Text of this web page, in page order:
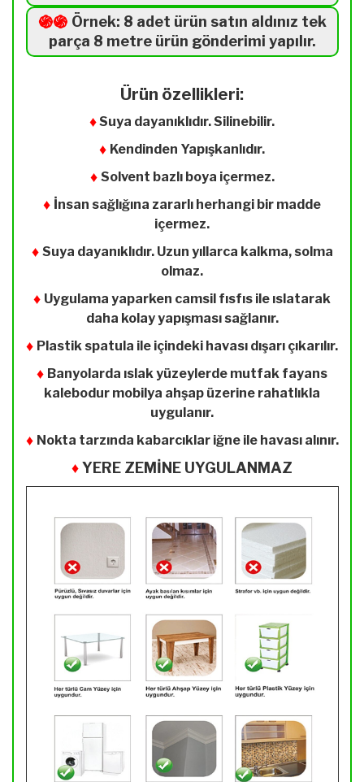
֍֍ Örnek: 8 adet ürün satın aldınız tek
parça 8 metre ürün gönderimi yapılır.
Ürün özellikleri:
♦Suya dayanıklıdır. Silinebilir.
♦ Kendinden Yapışkanlıdır.
♦ Solvent bazlı boya içermez.
♦ İnsan sağlığına zararlı herhangi bir madde
içermez.
♦ Suya dayanıklıdır. Uzun yıllarca kalkma, solma
olmaz.
♦ Uygulama yaparken camsil fısfıs ile ıslatarak
daha kolay yapışması sağlanır.
♦ Plastik spatula ile içindeki havası dışarı çıkarılır.
♦ Banyolarda ıslak yüzeylerde mutfak fayans
kalebodur mobilya ahşap üzerine rahatlıkla
uygulanır.
♦ Nokta tarzında kabarcıklar iğne ile havası alınır.
♦YERE ZEMİNE UYGULANMAZ